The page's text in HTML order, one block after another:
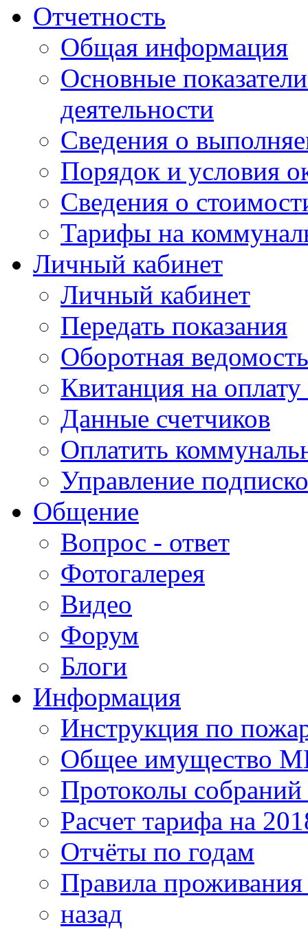
Отчетность
Общая информация
Основные
деятельности
Сведения о
Порядок и условия
Сведения о
Тарифы на
Личный кабинет
Личный кабинет
Передать показания
Оборотная ведомость
Квитанция на
Данные счетчиков
Оплатить
Управление
Общение
Вопрос - ответ
Фотогалерея
Видео
Форум
Блоги
Информация
Инструкция по
Общее имущество
Протоколы
Расчет тарифа на
Отчёты по годам
Правила
назад